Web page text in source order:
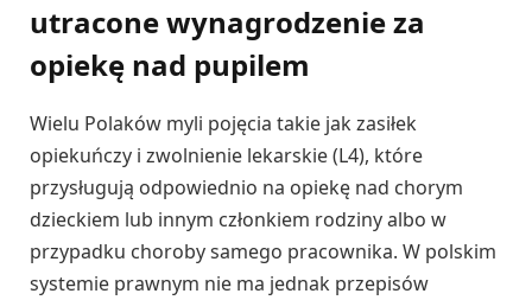
utracone wynagrodzenie za
opiekę nad pupilem
Wielu Polaków myli pojęcia takie jak zasiłek
opiekuńczy i zwolnienie lekarskie (L4), które
przysługują odpowiednio na opiekę nad chorym
dzieckiem lub innym członkiem rodziny albo w
przypadku choroby samego pracownika. W polskim
systemie prawnym nie ma jednak przepisów